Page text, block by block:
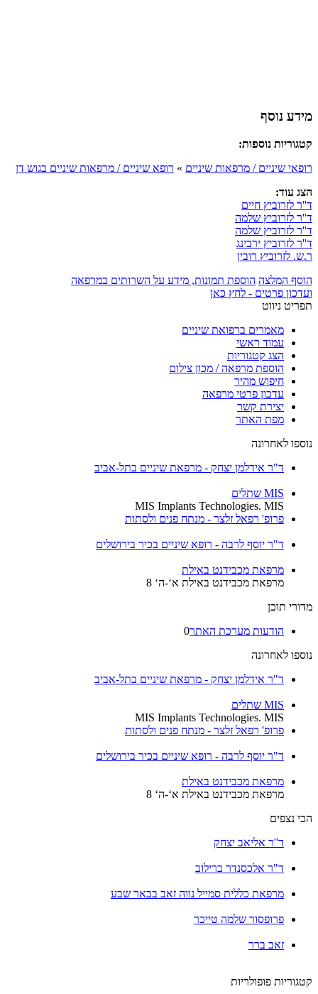
מידע נוסף
קטגוריות נוספות:
רופאי שיניים / מרפאות שיניים » רופא שיניים / מרפאות שיניים בגוש דן
הצג עוד:
ד''ר לזרוביץ חיים
ד''ר לזרוביץ שלמה
ד''ר לזרוביץ שלמה
ד''ר לזרוביץ ירבינג
ר.ש. לזרוביץ רובין
הוסף המלצה הוספת תמונות, מידע על השרותים במרפאה
ועדכון פרטים - לחץ כאן
תפריט ניווט
מאמרים ברפואת שיניים
עמוד ראשי
הצג קטגוריות
הוספת מרפאה / מכון צילום
חיפוש מהיר
עדכון פרטי מרפאה
יצירת קשר
מפת האתר
נוספו לאחרונה
ד"ר אידלמן יצחק - מרפאת שיניים בתל-אביב
MIS שתלים
MIS Implants Technologies. MIS
פרופ' רפאל זלצר - מנתח פנים ולסתות
ד"ר יוסף לרבה - רופא שיניים בכיר בירושלים
מרפאת מכבידנט באילת
מרפאת מכבידנט באילת א‘-ה‘ 8
מדורי תוכן
הודעות מערכת האתר0
נוספו לאחרונה
ד"ר אידלמן יצחק - מרפאת שיניים בתל-אביב
MIS שתלים
MIS Implants Technologies. MIS
פרופ' רפאל זלצר - מנתח פנים ולסתות
ד"ר יוסף לרבה - רופא שיניים בכיר בירושלים
מרפאת מכבידנט באילת
מרפאת מכבידנט באילת א‘-ה‘ 8
הכי נצפים
ד''ר אליאב יצחק
ד"ר אלכסנדר ברילוב
מרפאת כללית סמייל נווה זאב בבאר שבע
פרופסור שלמה טייכר
זאב ברר
קטגוריות פופולריות